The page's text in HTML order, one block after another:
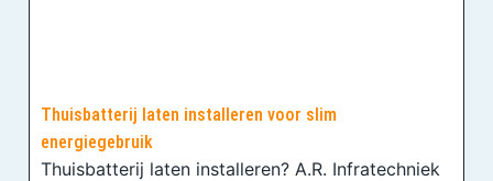
Thuisbatterij laten installeren voor slim
energiegebruik
Thuisbatterij laten installeren? A.R. Infratechniek